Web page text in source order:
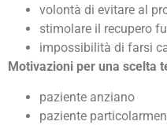
volontà di evitare al
stimolare il recupero
impossibilità di farsi
Motivazioni per una scelta
paziente anziano
paziente